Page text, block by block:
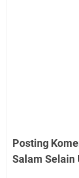
Posting
Salam Selain